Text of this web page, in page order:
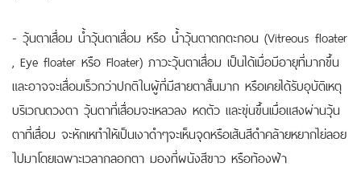
- วุ้นตาเสื่อม น้ำวุ้นตาเสื่อม หรือ น้ำวุ้นตาตกตะกอน (Vitreous floater
, Eye floater หรือ Floater) ภาวะวุ้นตาเสื่อม เป็นได้เมื่อมีอายุที่มากขึ้น
และอาจจะเสื่อมเร็วกว่าปกติในผู้ที่มีสายตาสั้นมาก หรือเคยได้รับอุบัติเหตุ
บริเวณดวงตา วุ้นตาที่เสื่อมจะเหลวลง หดตัว และขุ่นขึ้นเมื่อแสงผ่านวุ้น
ตาที่เสื่อม จะหักเหทำให้เป็นเงาดำๆจะเห็นจุดหรือเส้นสีดำคล้ายหยากไย่ลอย
ไปมาโดยเฉพาะเวลากลอกตา มองที่ผนังสีขาว หรือท้องฟ้า